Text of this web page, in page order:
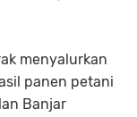
menyalurkan
panen petani
Banjar